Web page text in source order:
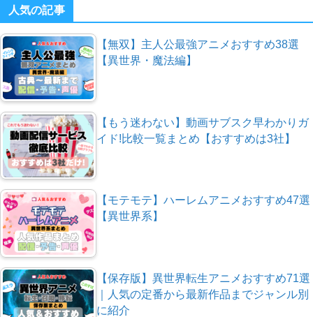
人気の記事
【無双】主人公最強アニメおすすめ38選
【異世界・魔法編】
【もう迷わない】動画サブスク早わかりガ
イド!比較一覧まとめ【おすすめは3社】
【モテモテ】ハーレムアニメおすすめ47選
【異世界系】
【保存版】異世界転生アニメおすすめ71選
｜人気の定番から最新作品までジャンル別
に紹介